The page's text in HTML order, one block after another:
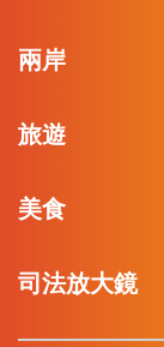
兩岸
旅遊
美食
司法放大鏡